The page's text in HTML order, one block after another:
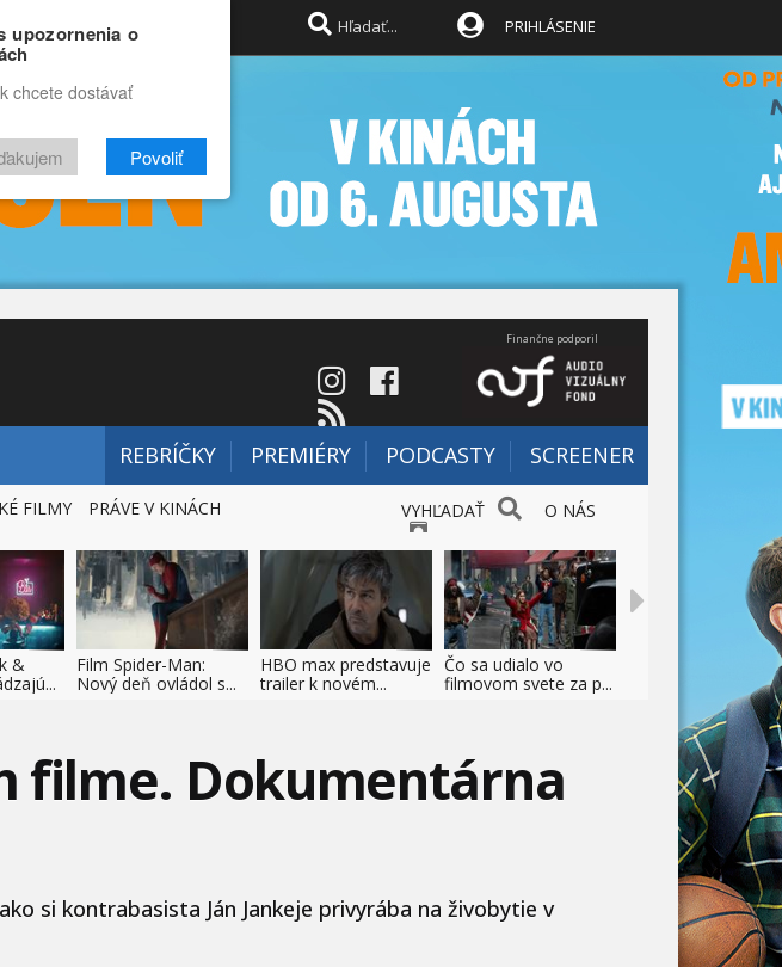
PRIHLÁSENIE
Finančne podporil
REBRÍČKY PREMIÉRY PODCASTY SCREENER
VYHĽADAŤ O NÁS
FILMY PRÁVE V KINÁCH
&
Film Spider-Man:
Nový deň ovládol s...
HBO max predstavuje
trailer k novém...
Čo sa udialo vo
filmovom svete za p...
filme. Dokumentárna
si kontrabasista Ján Jankeje privyrába na živobytie v
upozornenia o
chcete dostávať
Povoliť